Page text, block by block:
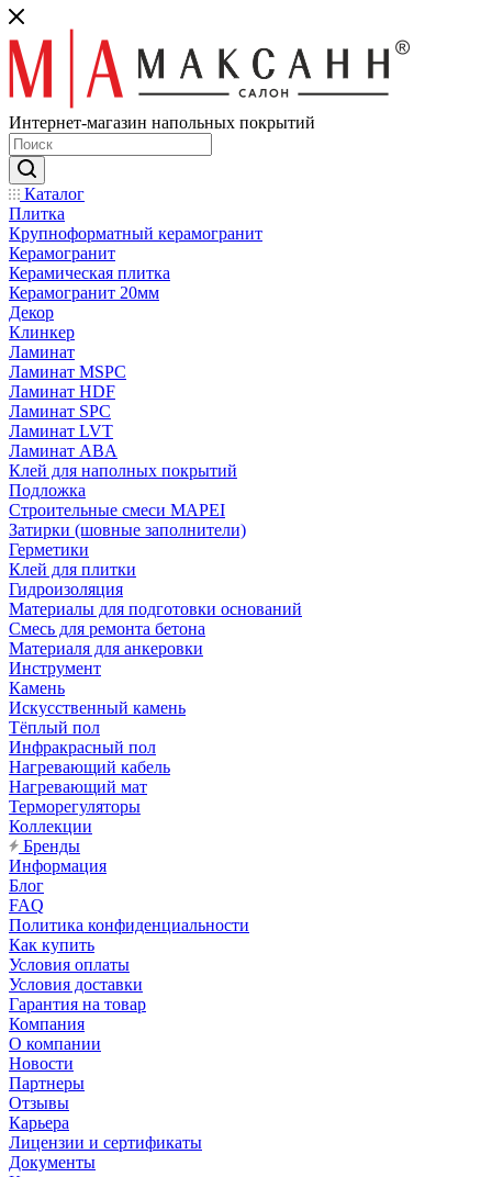
Интернет-магазин напольных покрытий
Каталог
Плитка
Крупноформатный керамогранит
Керамогранит
Керамическая плитка
Керамогранит 20мм
Декор
Клинкер
Ламинат
Ламинат MSPC
Ламинат HDF
Ламинат SPC
Ламинат LVT
Ламинат ABA
Клей для наполных покрытий
Подложка
Строительные смеси MAPEI
Затирки (шовные заполнители)
Герметики
Клей для плитки
Гидроизоляция
Материалы для подготовки оснований
Смесь для ремонта бетона
Материаля для анкеровки
Инструмент
Камень
Искусственный камень
Тёплый пол
Инфракрасный пол
Нагревающий кабель
Нагревающий мат
Терморегуляторы
Коллекции
Бренды
Информация
Блог
FAQ
Политика конфиденциальности
Как купить
Условия оплаты
Условия доставки
Гарантия на товар
Компания
О компании
Новости
Партнеры
Отзывы
Карьера
Лицензии и сертификаты
Документы